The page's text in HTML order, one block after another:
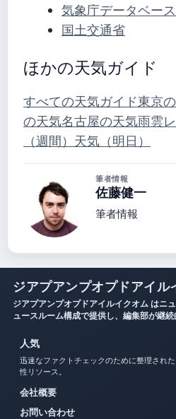
気象庁データベース
国土交通省
ほかの天気ガイド
すべての天気ガイド東京
の天気名古屋の天気雨雲
（週間） 天気（明日）
筆者情報
佐藤健一
筆者情報
ジアプアンプオプドアイル
ジアプアンプオプドアイルイクオム はニ
ュースルーム構成で提供し、編集部が継続
人気
迅速なファクトチェックのために整理され
性リソース。
会社概要
お問い合わせ